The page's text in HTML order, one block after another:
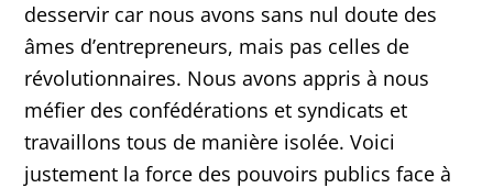
desservir car nous avons sans nul doute des
âmes d’entrepreneurs, mais pas celles de
révolutionnaires. Nous avons appris à nous
méfier des confédérations et syndicats et
travaillons tous de manière isolée. Voici
justement la force des pouvoirs publics face à